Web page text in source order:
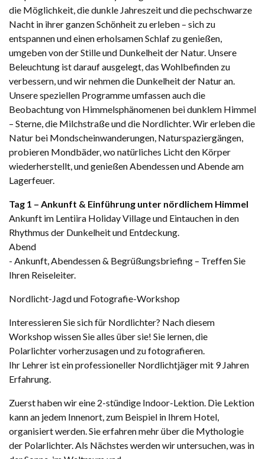
die Möglichkeit, die dunkle Jahreszeit und die pechschwarze
Nacht in ihrer ganzen Schönheit zu erleben – sich zu
entspannen und einen erholsamen Schlaf zu genießen,
umgeben von der Stille und Dunkelheit der Natur. Unsere
Beleuchtung ist darauf ausgelegt, das Wohlbefinden zu
verbessern, und wir nehmen die Dunkelheit der Natur an.
Unsere speziellen Programme umfassen auch die
Beobachtung von Himmelsphänomenen bei dunklem Himmel
– Sterne, die Milchstraße und die Nordlichter. Wir erleben die
Natur bei Mondscheinwanderungen, Naturspaziergängen,
probieren Mondbäder, wo natürliches Licht den Körper
wiederherstellt, und genießen Abendessen und Abende am
Lagerfeuer.
Tag 1 – Ankunft & Einführung unter nördlichem Himmel
Ankunft im Lentiira Holiday Village und Eintauchen in den
Rhythmus der Dunkelheit und Entdeckung.
Abend
- Ankunft, Abendessen & Begrüßungsbriefing – Treffen Sie
Ihren Reiseleiter.
Nordlicht-Jagd und Fotografie-Workshop
Interessieren Sie sich für Nordlichter? Nach diesem
Workshop wissen Sie alles über sie! Sie lernen, die
Polarlichter vorherzusagen und zu fotografieren.
Ihr Lehrer ist ein professioneller Nordlichtjäger mit 9 Jahren
Erfahrung.
Zuerst haben wir eine 2-stündige Indoor-Lektion. Die Lektion
kann an jedem Innenort, zum Beispiel in Ihrem Hotel,
organisiert werden. Sie erfahren mehr über die Mythologie
der Polarlichter. Als Nächstes werden wir untersuchen, was in